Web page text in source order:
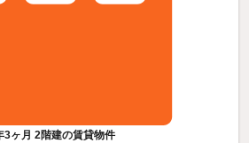
ヶ月 2階建の賃貸物件